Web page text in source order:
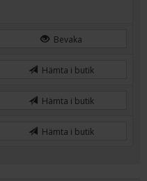
Bevaka
Hämta i butik
Hämta i butik
Hämta i butik